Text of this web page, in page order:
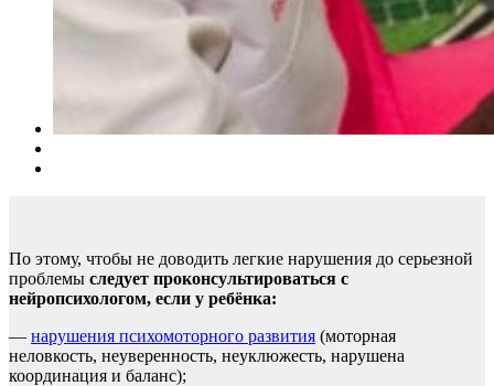
По этому, чтобы не доводить легкие нарушения до серьезной
проблемы следует проконсультироваться с
нейропсихологом, если у ребёнка:
— нарушения психомоторного развития (моторная
неловкость, неуверенность, неуклюжесть, нарушена
координация и баланс);